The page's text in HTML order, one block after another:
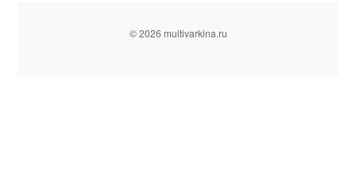
© 2026 multivarkina.ru